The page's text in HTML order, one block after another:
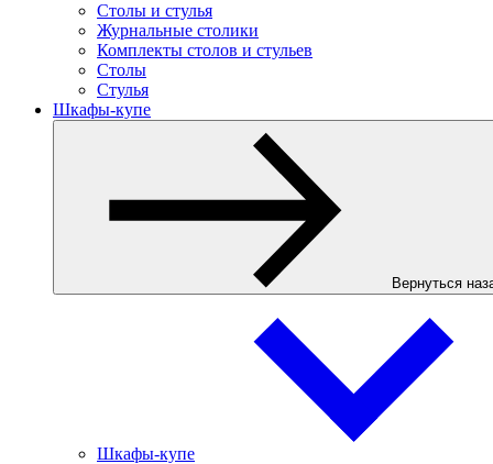
Столы и стулья
Журнальные столики
Комплекты столов и стульев
Столы
Стулья
Шкафы-купе
Вернуться
Шкафы-купе